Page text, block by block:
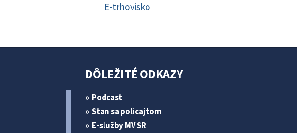
E-trhovisko
DÔLEŽITÉ ODKAZY
Podcast
Stan sa policajtom
E-služby MV SR